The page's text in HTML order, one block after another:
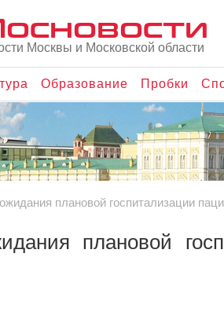
Москвы и Московской области
Образование Пробки
плановой госпитализации
плановой